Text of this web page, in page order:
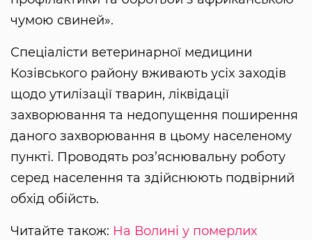
чумою свиней».
Спеціалісти ветеринарної медицини
Козівського району вживають усіх заходів
щодо утилізації тварин, ліквідації
захворювання та недопущення поширення
даного захворювання в цьому населеному
пункті. Проводять роз’яснювальну роботу
серед населення та здійснюють подвірний
обхід обійсть.
Читайте також: На Волині у померлих